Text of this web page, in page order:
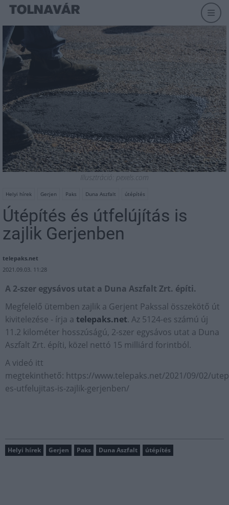
Illusztráció: pexels.com
Helyi hírek Gerjen Paks Duna Aszfalt útépítés
Útépítés és útfelújítás is
zajlik Gerjenben
telepaks.net
2021.09.03. 11:28
A 2-szer egysávos utat a Duna Aszfalt Zrt. építi.
Megfelelő ütemben zajlik a Gerjent Pakssal összekötő út
kivitelezése - írja a telepaks.net. Az 5124-es számú új
11.2 kilométer hosszúságú, 2-szer egysávos utat a Duna
Aszfalt Zrt. építi, közel nettó 15 milliárd forintból.
A videó itt
megtekinthető: https://www.telepaks.net/2021/09/02/
es-utfelujitas-is-zajlik-gerjenben/
Helyi hírek Gerjen Paks Duna Aszfalt útépítés